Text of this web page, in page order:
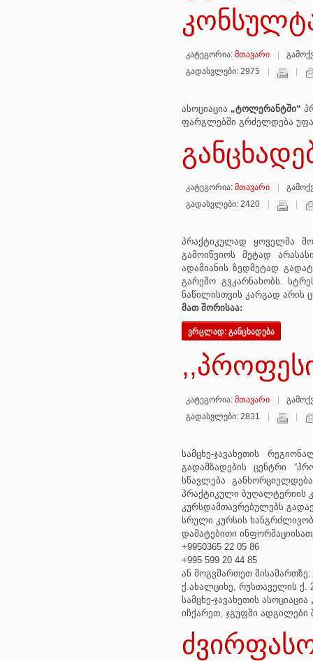
კატეგორია: მთავარი
გადასვლები: 2975
ასოციაცია „ტოლერანტში“
ფარგლებში გრძელდება
კატეგორია: მთავარი
გადასვლები: 2420
პრაქტიკულად ყოველმა
გამოიწვიოს მეტად
ადამიანის ზედმეტად
გარემო გვკარნახობს.
ნაწილისთვის კარგად არის
მათ შორისაა:
ვრცლად: განცხადება
კატეგორია: მთავარი
გადასვლები: 2831
სამცხე-ჯავახეთის
გადამზადების ცენტრი
სწავლება
პრაქტიკული ბუღალტერიის
კურსდამთავრებულებს
სრული კურსის
დამატებითი
+9950365 22 05 86
+995 599 20 44 85
ან მოგვმართეთ მისამართზე:
ქ.ახალციხე, რუსთაველის ქ.
სამცხე-ჯავახეთის ასოციაცია
იჩქარეთ, ჯგუფში ადგილები